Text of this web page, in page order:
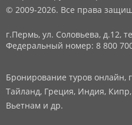
© 2009-2026. Все права
г.Пермь, ул. Соловьева, д.12,
Федеральный номер: 8 800
Бронирование туров онлайн,
Тайланд, Греция, Индия,
Вьетнам и др.